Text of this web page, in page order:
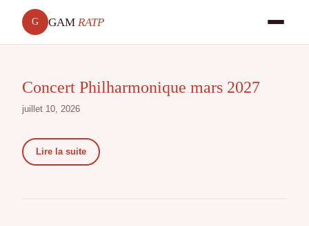
G GAM RATP
Concert Philharmonique mars 2027
juillet 10, 2026
Lire la suite